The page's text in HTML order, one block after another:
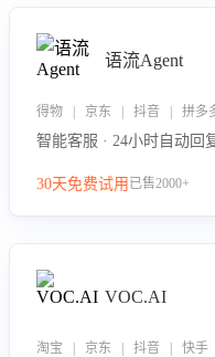
语流Agent
智能客服 · 24小时自动回
30天免费试用 已售2000+
VOC.AI
淘宝 | 京东 | 抖音 | 快手